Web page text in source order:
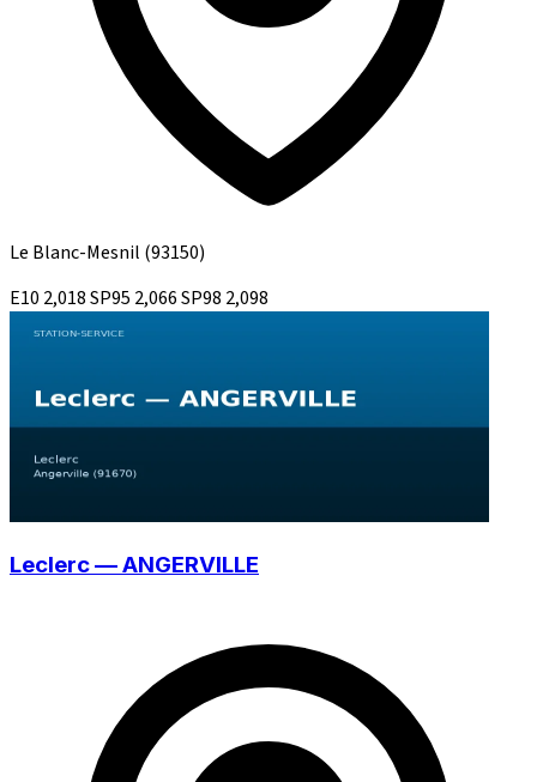
Le Blanc-Mesnil (93150)
E10 2,018SP95 2,066SP98 2,098
Leclerc — ANGERVILLE